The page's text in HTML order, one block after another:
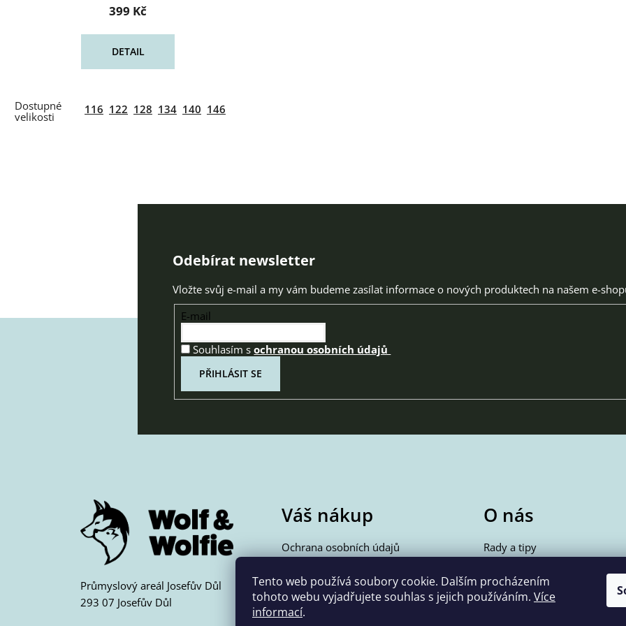
Tento web používá soubory cookie. Dalším procházením
tohoto webu vyjadřujete souhlas s jejich používáním. Více
informací.
399 Kč
DETAIL
116 122 128 134 140 146
Odebírat newsletter
Vložte svůj e-mail a my vám budeme zasílat informace o nových produktech na našem e-
E-mail
Souhlasím sochranou osobních údajů
PŘIHLÁSIT SE
Průmyslový areál Josefův Důl
293 07 Josefův Důl
Váš nákup
Ochrana osobních údajů
Poštovné a doprava
Obchodní podmínky
O nás
Rady a tipy